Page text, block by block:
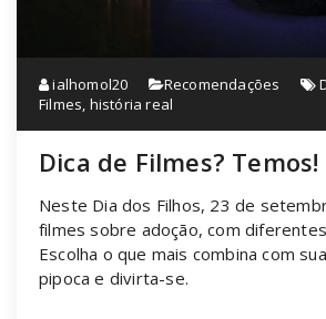
ialhomol20 Recomendações
Filmes, história real
Dica de Filmes? Temos!
Neste Dia dos Filhos, 23 de
filmes sobre adoção, com
Escolha o que mais combina com
pipoca e divirta-se.